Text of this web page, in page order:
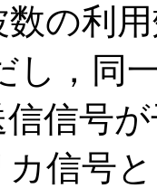
の利
し，同
信号
信号